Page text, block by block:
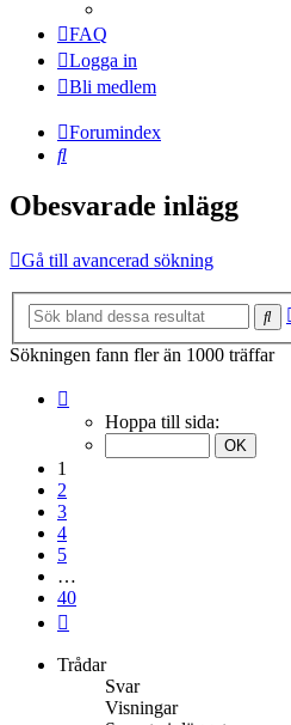
FAQ
Logga in
Bli medlem
Forumindex
Sök
Obesvarade inlägg
Gå till avancerad sökning
Sök
Sökningen fann fler än 1000 träffar
Hoppa till sida:
1
2
3
4
5
…
40
Trådar
Svar
Visningar